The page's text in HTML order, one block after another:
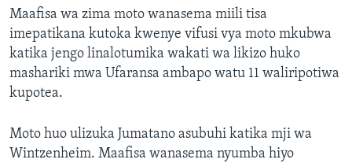
Maafisa wa zima moto wanasema miili tisa
imepatikana kutoka kwenye vifusi vya moto mkubwa
katika jengo linalotumika wakati wa likizo huko
mashariki mwa Ufaransa ambapo watu 11 waliripotiwa
kupotea.
Moto huo ulizuka Jumatano asubuhi katika mji wa
Wintzenheim. Maafisa wanasema nyumba hiyo